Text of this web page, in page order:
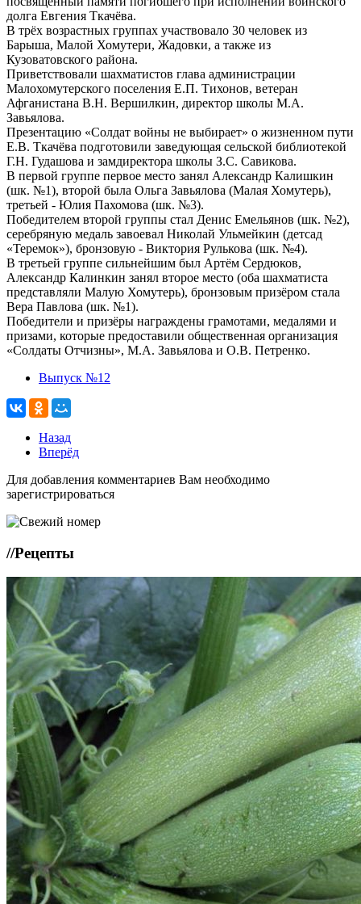
долга Евгения Ткачёва.
В трёх возрастных группах участвовало 30 человек из
Барыша, Малой Хомутери, Жадовки, а также из
Кузоватовского района.
Приветствовали шахматистов глава администрации
Малохомутерского поселения Е.П. Тихонов, ветеран
Афганистана В.Н. Вершилкин, директор школы М.А.
Завьялова.
Презентацию «Солдат войны не выбирает» о жизненном пути
Е.В. Ткачёва подготовили заведующая сельской библиотекой
Г.Н. Гудашова и замдиректора школы З.С. Савикова.
В первой группе первое место занял Александр Калишкин
(шк. №1), второй была Ольга Завьялова (Малая Хомутерь),
третьей - Юлия Пахомова (шк. №3).
Победителем второй группы стал Денис Емельянов (шк. №2),
серебряную медаль завоевал Николай Ульмейкин (детсад
«Теремок»), бронзовую - Виктория Рулькова (шк. №4).
В третьей группе сильнейшим был Артём Сердюков,
Александр Калинкин занял второе место (оба шахматиста
представляли Малую Хомутерь), бронзовым призёром стала
Вера Павлова (шк. №1).
Победители и призёры награждены грамотами, медалями и
призами, которые предоставили общественная организация
«Солдаты Отчизны», М.А. Завьялова и О.В. Петренко.
Выпуск №12
Назад
Вперёд
Для добавления комментариев Вам необходимо
зарегистрироваться
//Рецепты